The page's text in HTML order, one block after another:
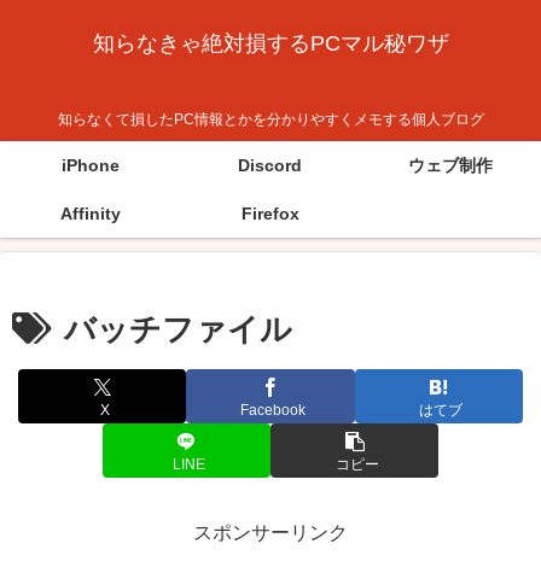
知らなきゃ絶対損するPCマル秘ワザ
知らなくて損したPC情報とかを分かりやすくメモする個人ブログ
iPhone Discord ウェブ制作
Affinity Firefox
バッチファイル
X Facebook はてブ
LINE コピー
スポンサーリンク